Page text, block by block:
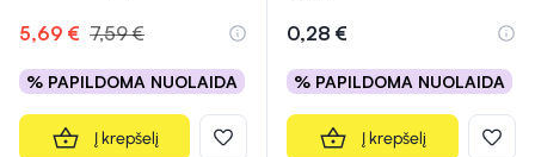
5,69 € 7,59 €
% PAPILDOMA NUOLAIDA
Į krepšelį
0,28 €
% PAPILDOMA NUOLAIDA
Į krepšelį